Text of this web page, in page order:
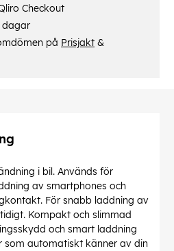
Checkout
dagar
på Prisjakt &
i bil. Används för
av smartphones och
För snabb laddning av
Kompakt och slimmad
och smart laddning
som automatiskt känner av din